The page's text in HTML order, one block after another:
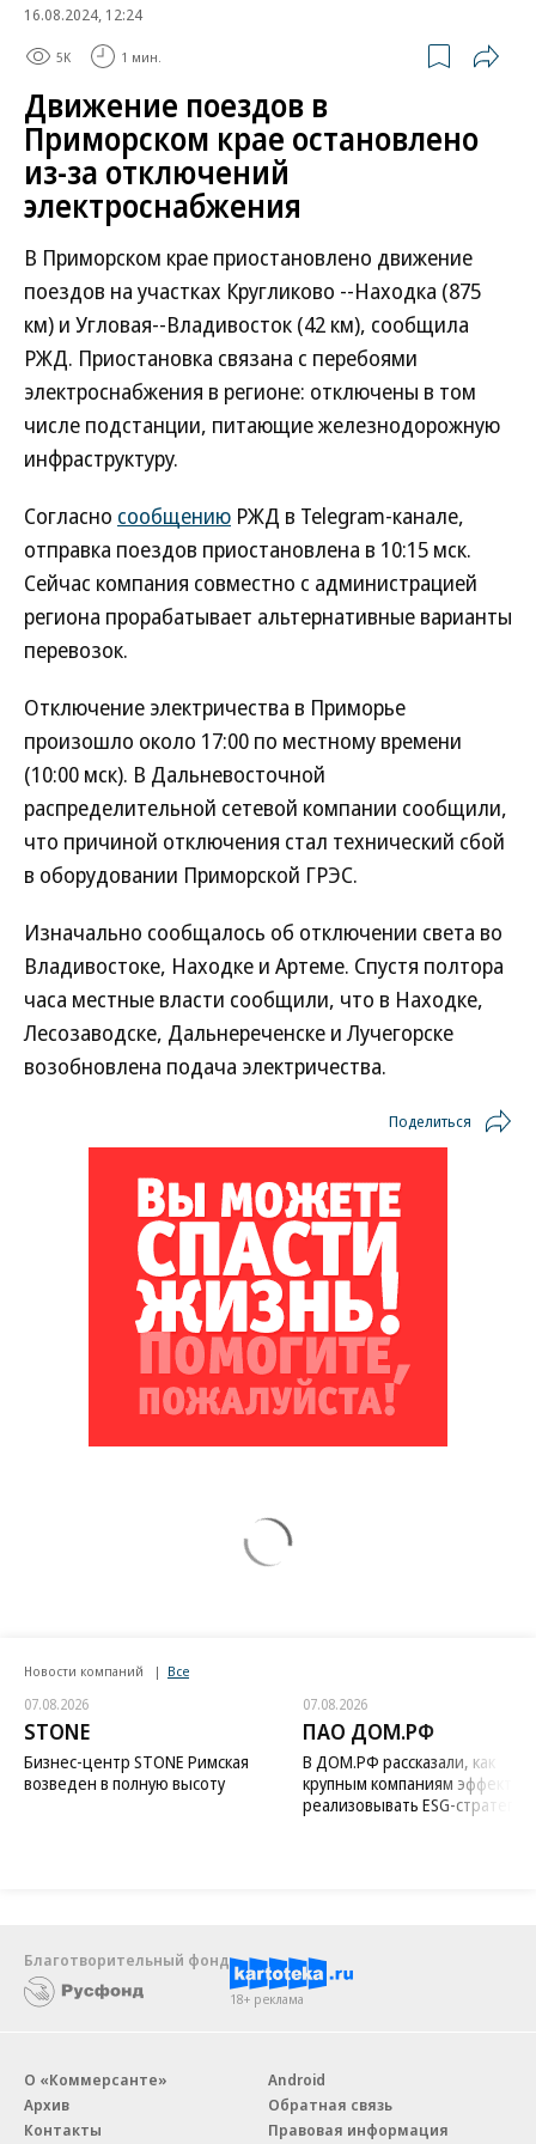
16.08.2024, 12:24
5K 1 мин.
Движение поездов в
Приморском крае остановлено
из-за отключений
электроснабжения
В Приморском крае приостановлено движение
поездов на участках Кругликово --Находка (875
км) и Угловая--Владивосток (42 км), сообщила
РЖД. Приостановка связана с перебоями
электроснабжения в регионе: отключены в том
числе подстанции, питающие железнодорожную
инфраструктуру.
Согласно сообщению РЖД в Telegram-канале,
отправка поездов приостановлена в 10:15 мск.
Сейчас компания совместно с администрацией
региона прорабатывает альтернативные варианты
перевозок.
Отключение электричества в Приморье
произошло около 17:00 по местному времени
(10:00 мск). В Дальневосточной
распределительной сетевой компании сообщили,
что причиной отключения стал технический сбой
в оборудовании Приморской ГРЭС.
Изначально сообщалось об отключении света во
Владивостоке, Находке и Артеме. Спустя полтора
часа местные власти сообщили, что в Находке,
Лесозаводске, Дальнереченске и Лучегорске
возобновлена подача электричества.
Поделиться
Новости компаний Все
07.08.2026
STONE
Бизнес-центр STONE Римская
возведен в полную высоту
07.08.2026
ПАО ДОМ.РФ
В ДОМ.РФ рассказали, как
крупным компаниям
реализовывать ESG-стратегию
Благотворительный фонд
18+ реклама
О «Коммерсанте»
Архив
Контакты
Android
Обратная связь
Правовая информация